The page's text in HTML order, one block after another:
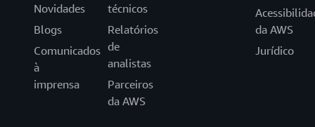
Novidades
Blogs
Comunicados
à
imprensa
técnicos
Relatórios
de
analistas
Parceiros
da AWS
da AWS
Jurídico